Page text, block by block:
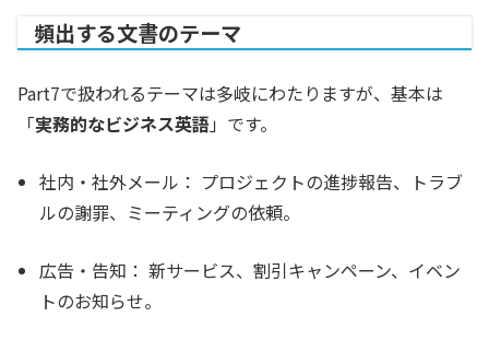
頻出する文書のテーマ
Part7で扱われるテーマは多岐にわたりますが、基本は
「実務的なビジネス英語」です。
社内・社外メール： プロジェクトの進捗報告、トラブ
ルの謝罪、ミーティングの依頼。
広告・告知： 新サービス、割引キャンペーン、イベン
トのお知らせ。